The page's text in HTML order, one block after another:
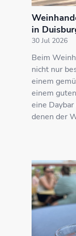
in
30 Jul 2026
Beim
nicht nur
einem
einem
eine
denen der